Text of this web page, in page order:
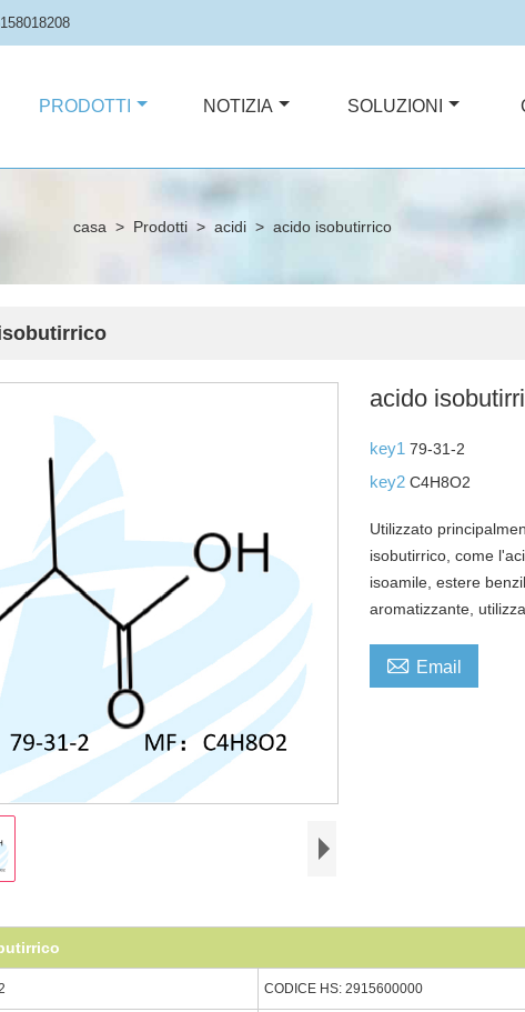
PRODOTTI NOTIZIA SOLUZIONI
casa > Prodotti > acidi > acido isobutirrico
acido
key179-31-2
key2C4H8O2
Utilizzato
isobutirrico, come
isoamile, estere
aromatizzante,
 Email
CODICE HS: 2915600000